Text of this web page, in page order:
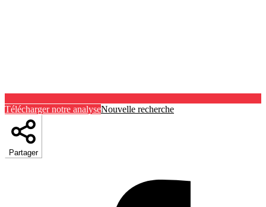
Télécharger notre analyseNouvelle recherche
Partager